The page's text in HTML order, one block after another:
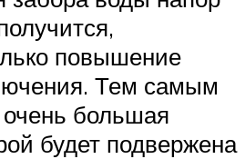
повышение
Тем самым
очень большая
будет подвержена